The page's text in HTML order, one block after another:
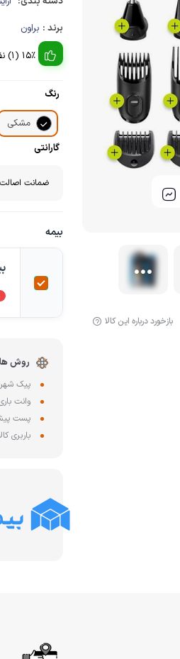
گوشت کوب برقی
لوازم پخت و پز
وافل ساز
هات داگ پز
بازخورد درباره این کالا
برند : براون
15% (1) نفر از خریداران، این کالا را پیشنهاد کرده اند
رنگ
مشکی
گارانتی
بیمه
بیمه
روش
پیک
وانت
پست
باربری